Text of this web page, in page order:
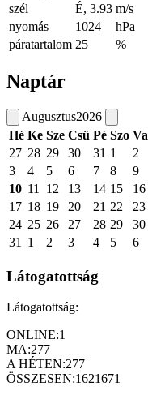
szél
É, 3.93 m/s
nyomás
1024
hPa
páratartalom 25 %
Naptár
Augusztus2026
Hé Ke Sze Csü Pé Szo Va
27 28 29 30 31 1
2
3
4 5 6 7 8
9
10 11 12 13 14 15
16
17 18 19 20 21 22
23
24 25 26 27 28 29
30
31
1 2 3 4 5 6
Látogatottság
Látogatottság:
ONLINE:1
MA:277
A HÉTEN:277
ÖSSZESEN:1621671